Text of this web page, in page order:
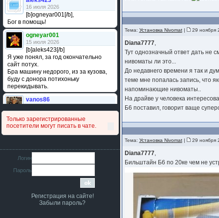
16 июля 2026
[b]ogneyar001[/b],
Бог в помощь!
ogneyar001
15 июля 2026
[b]aleks423[/b]
Я уже понял, за год окончательно
сайт потух.
Бра машину недорого, из за кузова,
буду с донора потихоньку
перекидывать.
vanos86
сравнивал подушку акпп бензиновой и
дизельной машины намера
4578063AG и 4578061AG? По фото
iMrCoffeeBLR4
11 июля 2026
[b]era124[/b],
Ага понял буду знать спасибо
era124
7 июля 2026
Только зарегистрированные
посетители могут писать в чате.
Логин
Пароль
Регистрация на сайте!
Забыли пароль?
Тема: Установка Nivomat| 29 ноября
Diana7777,
Тут однозначный ответ дать не
нивоматы ли это...
До недавнего времени я так и
теме мне попалась запись, что
напоминающие нивоматы..
На драйве у человека
Б6 поставил, говорит ваще
Тема: Установка Nivomat| 29 ноября
Diana7777,
Бильштайн Б6 по 20ке чем не